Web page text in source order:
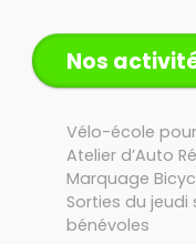
Nos
Vélo-école
Atelier d’Auto
Marquage
Sorties du
bénévoles